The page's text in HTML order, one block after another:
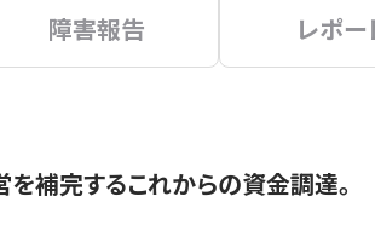
障害報告 レポー
補完するこれからの資金調達。